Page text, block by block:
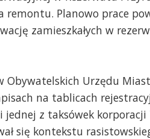
Planowo prace
zamieszkałych w
Obywatelskich Urzędu
na tablicach
z taksówek korporacji
się kontekstu